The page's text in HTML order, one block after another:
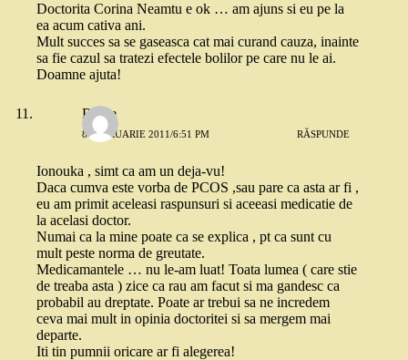
Doctorita Corina Neamtu e ok … am ajuns si eu pe la
ea acum cativa ani.
Mult succes sa se gaseasca cat mai curand cauza, inainte
sa fie cazul sa tratezi efectele bolilor pe care nu le ai.
Doamne ajuta!
Roxie
8 FEBRUARIE 2011/6:51 PM RĂSPUNDE
Ionouka , simt ca am un deja-vu!
Daca cumva este vorba de PCOS ,sau pare ca asta ar fi ,
eu am primit aceleasi raspunsuri si aceeasi medicatie de
la acelasi doctor.
Numai ca la mine poate ca se explica , pt ca sunt cu
mult peste norma de greutate.
Medicamantele … nu le-am luat! Toata lumea ( care stie
de treaba asta ) zice ca rau am facut si ma gandesc ca
probabil au dreptate. Poate ar trebui sa ne incredem
ceva mai mult in opinia doctoritei si sa mergem mai
departe.
Iti tin pumnii oricare ar fi alegerea!